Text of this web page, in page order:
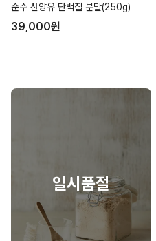
순수 산양유 단백질 분말(250g)
39,000원